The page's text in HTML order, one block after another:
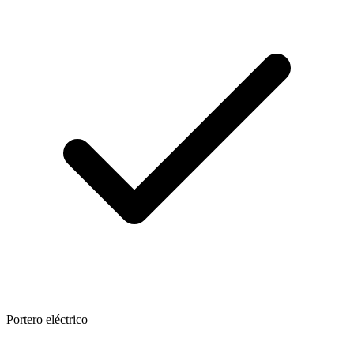
Portero eléctrico